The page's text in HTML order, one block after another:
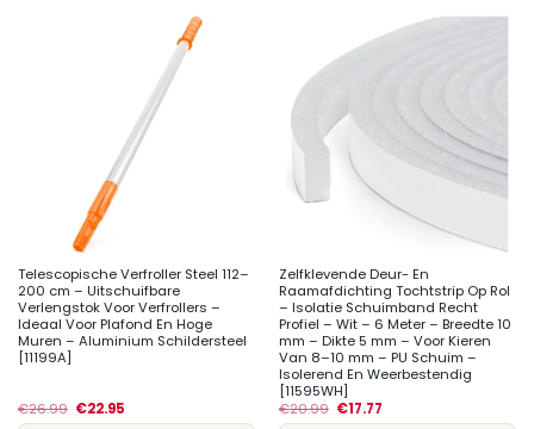
Telescopische Verfroller Steel 112–
200 cm – Uitschuifbare
Verlengstok Voor Verfrollers –
Ideaal Voor Plafond En Hoge
Muren – Aluminium Schildersteel
[11199A]
€26.99 €22.95
Zelfklevende Deur- En
Raamafdichting Tochtstrip Op Rol
– Isolatie Schuimband Recht
Profiel – Wit – 6 Meter – Breedte 10
mm – Dikte 5 mm – Voor Kieren
Van 8–10 mm – PU Schuim –
Isolerend En Weerbestendig
[11595WH]
€20.99 €17.77